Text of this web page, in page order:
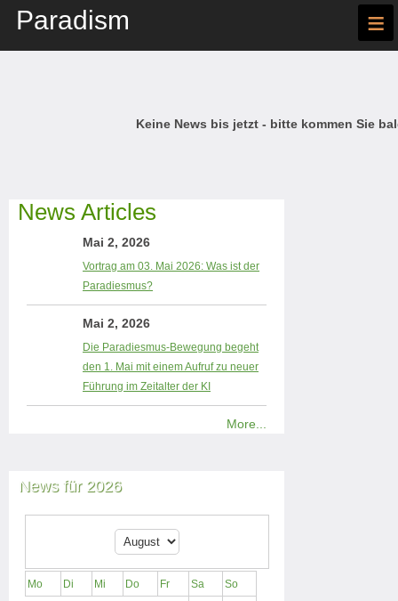
Paradism ≡
Keine News bis jetzt - bitte kommen Sie
News Articles
Mai 2, 2026
Vortrag am 03. Mai 2026: Was ist der
Paradiesmus?
Mai 2, 2026
Die Paradiesmus-Bewegung begeht
den 1. Mai mit einem Aufruf zu neuer
Führung im Zeitalter der KI
More...
News für 2026
Mo Di Mi Do Fr Sa
So